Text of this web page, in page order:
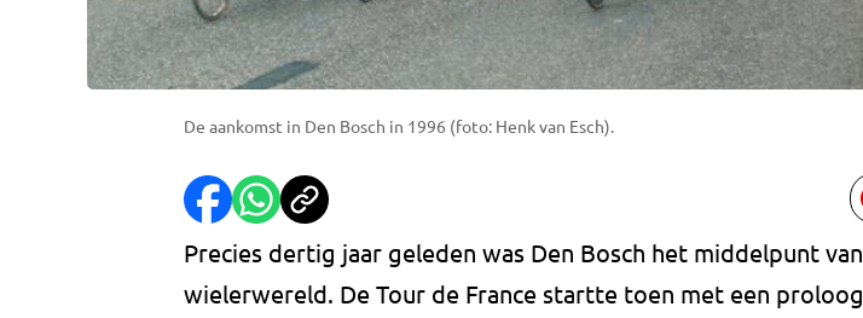
De aankomst in Den Bosch in 1996 (foto: Henk van Esch).
Precies dertig jaar geleden was Den Bosch het middelpunt
wielerwereld. De Tour de France startte toen met een